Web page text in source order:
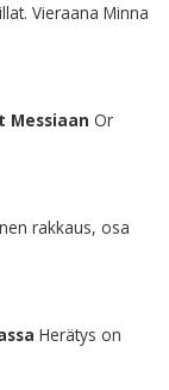
Vieraana Minna
Messiaan Or
rakkaus, osa
Herätys on